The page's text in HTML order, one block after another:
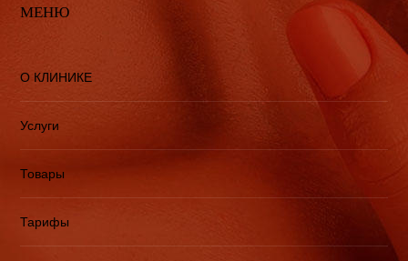
МЕНЮ
О КЛИНИКЕ
Услуги
Товары
Тарифы